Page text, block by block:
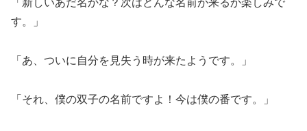
「新しいあだ名かな？次はどんな名前が来るか楽しみで
す。」
「あ、ついに自分を見失う時が来たようです。」
「それ、僕の双子の名前ですよ！今は僕の番です。」